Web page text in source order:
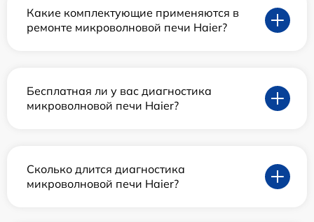
Какие комплектующие применяются в
ремонте микроволновой печи Haier?
Бесплатная ли у вас диагностика
микроволновой печи Haier?
Сколько длится диагностика
микроволновой печи Haier?